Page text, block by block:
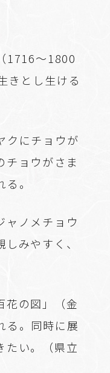
1716～1800
きとし生ける
クにチョウが
チョウがさま
。
ャノメチョウ
みやすく、
花の図」（金
る。同時に展
たい。（県立